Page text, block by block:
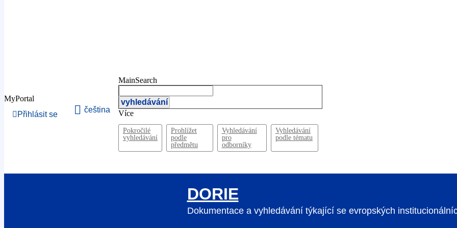
MyPortal
Přihlásit se
čeština
MainSearch
vyhledávání
Více
Pokročilé
vyhledávání
Prohlížet
podle
předmětu
Vyhledávání
pro
odborníky
Vyhledávání
podle tématu
DORIE
Dokumentace a vyhledávání týkající se evropských